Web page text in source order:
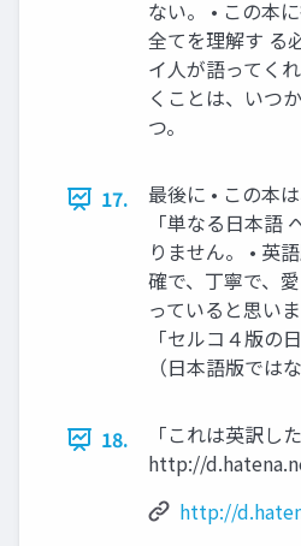
ない。 • この本
全てを理解す る
イ人が語ってく
くことは、いつ
つ。
17.
最後に • この本
「単なる日本語
りません。 • 英
確で、丁寧で、
っていると思い
「セルコ４版の
（日本語版ではな
18.
「これは英訳し
http://
http://